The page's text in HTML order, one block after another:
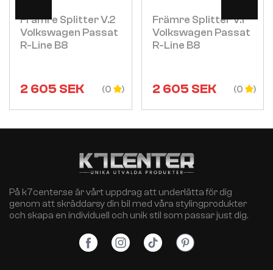
Främre Splitter V.2
Volkswagen Passat
R-Line B8
2 605SEK (0
Främre Splitter V.1
Volkswagen Passat
R-Line B8
2 605SEK (0
På k7center.se är vårt uppdrag att underlätta för dig
genom att skräddarsy din bil med våra stylingprodukter
och skapa en individuell och unik stil som passar just dig.